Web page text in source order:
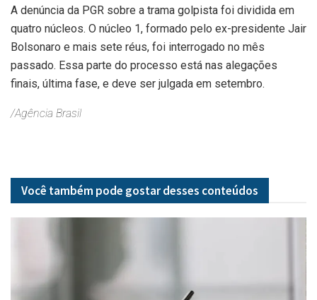
A denúncia da PGR sobre a trama golpista foi dividida em
quatro núcleos. O núcleo 1, formado pelo ex-presidente Jair
Bolsonaro e mais sete réus, foi interrogado no mês
passado. Essa parte do processo está nas alegações
finais, última fase, e deve ser julgada em setembro.
/Agência Brasil
Você também pode gostar desses conteúdos